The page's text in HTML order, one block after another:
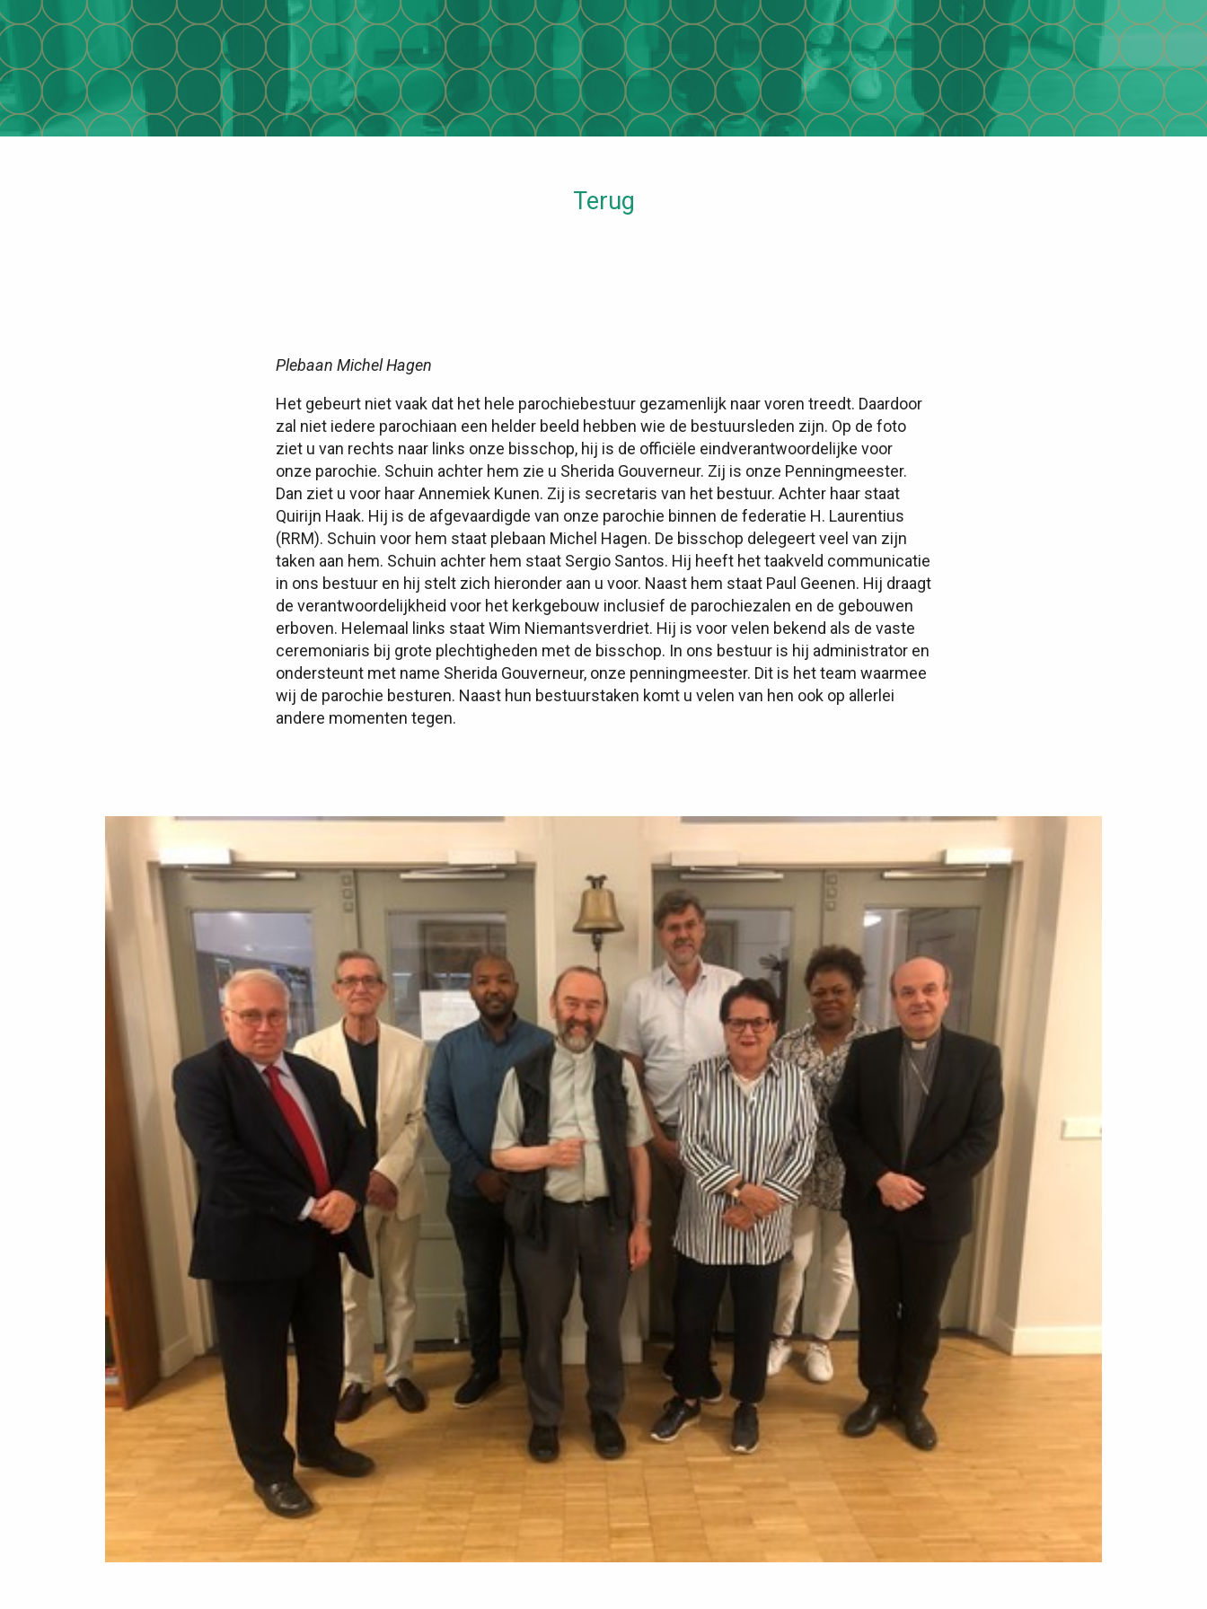
Terug
Plebaan Michel Hagen
Het gebeurt niet vaak dat het hele parochiebestuur gezamenlijk naar voren treedt. Daardoor
zal niet iedere parochiaan een helder beeld hebben wie de bestuursleden zijn. Op de foto
ziet u van rechts naar links onze bisschop, hij is de officiële eindverantwoordelijke voor
onze parochie. Schuin achter hem zie u Sherida Gouverneur. Zij is onze Penningmeester.
Dan ziet u voor haar Annemiek Kunen. Zij is secretaris van het bestuur. Achter haar staat
Quirijn Haak. Hij is de afgevaardigde van onze parochie binnen de federatie H. Laurentius
(RRM). Schuin voor hem staat plebaan Michel Hagen. De bisschop delegeert veel van zijn
taken aan hem. Schuin achter hem staat Sergio Santos. Hij heeft het taakveld communicatie
in ons bestuur en hij stelt zich hieronder aan u voor. Naast hem staat Paul Geenen. Hij draagt
de verantwoordelijkheid voor het kerkgebouw inclusief de parochiezalen en de gebouwen
erboven. Helemaal links staat Wim Niemantsverdriet. Hij is voor velen bekend als de vaste
ceremoniaris bij grote plechtigheden met de bisschop. In ons bestuur is hij administrator en
ondersteunt met name Sherida Gouverneur, onze penningmeester. Dit is het team waarmee
wij de parochie besturen. Naast hun bestuurstaken komt u velen van hen ook op allerlei
andere momenten tegen.